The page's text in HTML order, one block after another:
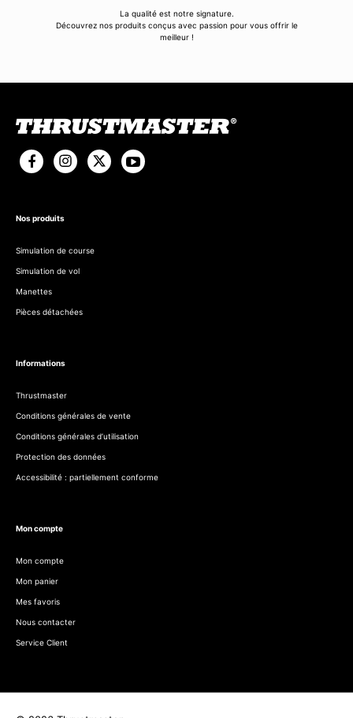
La qualité est notre signature.
Découvrez nos produits conçus avec passion pour vous offrir le
meilleur !
Nos produits
Simulation de course
Simulation de vol
Manettes
Pièces détachées
Informations
Thrustmaster
Conditions générales de vente
Conditions générales d’utilisation
Protection des données
Accessibilité : partiellement conforme
Mon compte
Mon compte
Mon panier
Mes favoris
Nous contacter
Service Client